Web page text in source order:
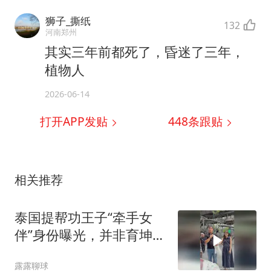
狮子_撕纸
河南郑州 132
其实三年前都死了，昏迷了三年，
植物人
2026-06-14
打开APP发贴 448条跟贴
相关推荐
泰国提帮功王子“牵手女
伴”身份曝光，并非育坤家
露露聊球